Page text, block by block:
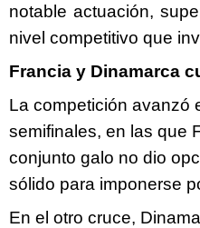
notable actuación,
nivel competitivo que
Francia y Dinamarca
La competición avanzó
semifinales, en las que
conjunto galo no dio
sólido para imponerse
En el otro cruce,